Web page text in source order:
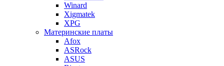
Winard
Xigmatek
XPG
Материнские платы
Afox
ASRock
ASUS